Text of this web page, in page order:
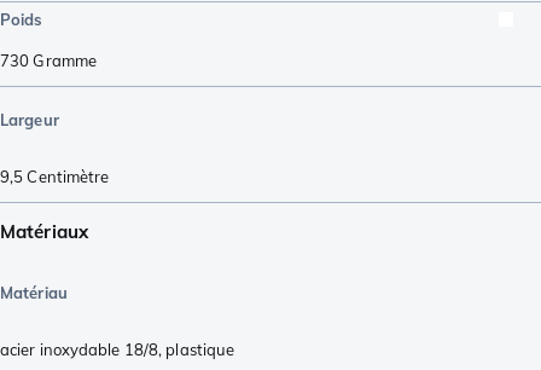
Poids
730Gramme
Largeur
9,5Centimètre
Matériaux
Matériau
acier inoxydable 18/8, plastique